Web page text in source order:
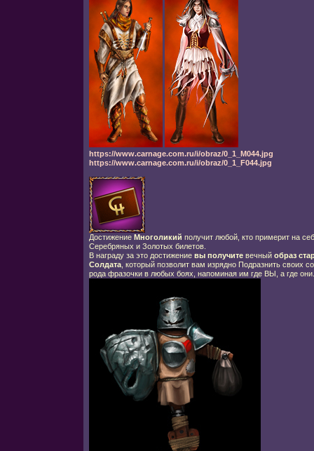
https://www.carnage.com.ru/i/obraz/0_1_M044.jpg
https://www.carnage.com.ru/i/obraz/0_1_F044.jpg
Достижение Многоликий получит любой, кто примерит на
Серебряных и Золотых билетов.
В награду за это достижение вы получитевечный образ
Солдата, который позволит вам изрядно Подразнить своих
рода фразочки в любых боях, напоминая им где ВЫ, а где они.